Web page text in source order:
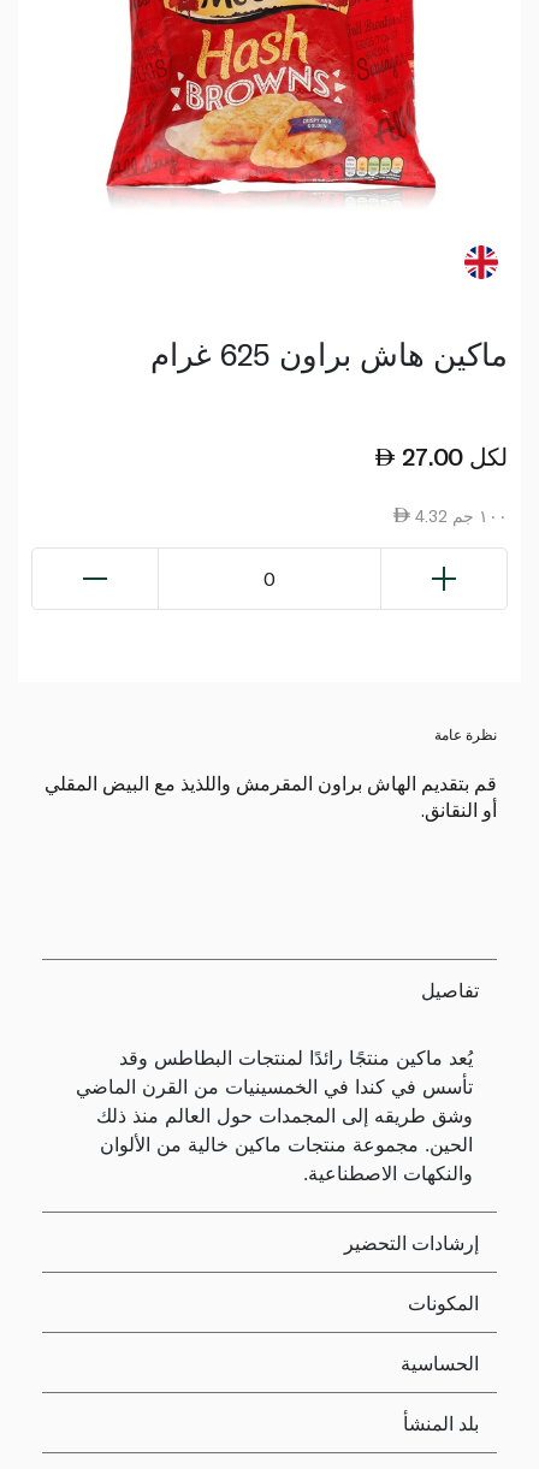
ماكين هاش براون 625 غرام
27.00 لكل
4.32 ١٠٠ جم
0
نظرة عامة
قم بتقديم الهاش براون المقرمش واللذيذ مع البيض المقلي
أو النقانق.
تفاصيل
يُعد ماكين منتجًا رائدًا لمنتجات البطاطس وقد
تأسس في كندا في الخمسينيات من القرن الماضي
وشق طريقه إلى المجمدات حول العالم منذ ذلك
الحين. مجموعة منتجات ماكين خالية من الألوان
والنكهات الاصطناعية.
إرشادات التحضير
المكونات
الحساسية
بلد المنشأ